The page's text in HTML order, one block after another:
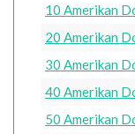
10 Amerikan
20 Amerikan
30 Amerikan
40 Amerikan
50 Amerikan